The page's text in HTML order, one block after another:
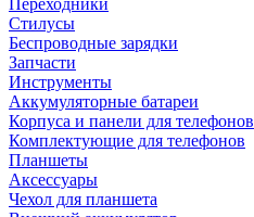
Переходники
Стилусы
Беспроводные зарядки
Запчасти
Инструменты
Аккумуляторные батареи
Корпуса и панели для телефонов
Комплектующие для телефонов
Планшеты
Аксессуары
Чехол для планшета